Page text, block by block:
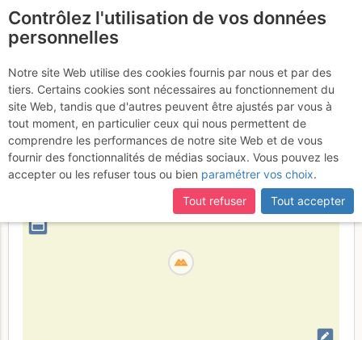
Passo del Morretano
Italie Apennins centraux Province de L'Aquila
+
–
Contrôlez l'utilisation de vos données
personnelles
Notre site Web utilise des cookies fournis par nous et par des
tiers. Certains cookies sont nécessaires au fonctionnement du
site Web, tandis que d'autres peuvent être ajustés par vous à
tout moment, en particulier ceux qui nous permettent de
comprendre les performances de notre site Web et de vous
fournir des fonctionnalités de médias sociaux. Vous pouvez les
accepter ou les refuser tous ou bien paramétrer vos choix.
Tout refuser
Tout accepter